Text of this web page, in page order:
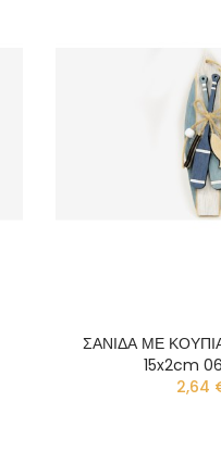
ΣΑΝΙΔΑ ΜΕ
15x2cm
2,64